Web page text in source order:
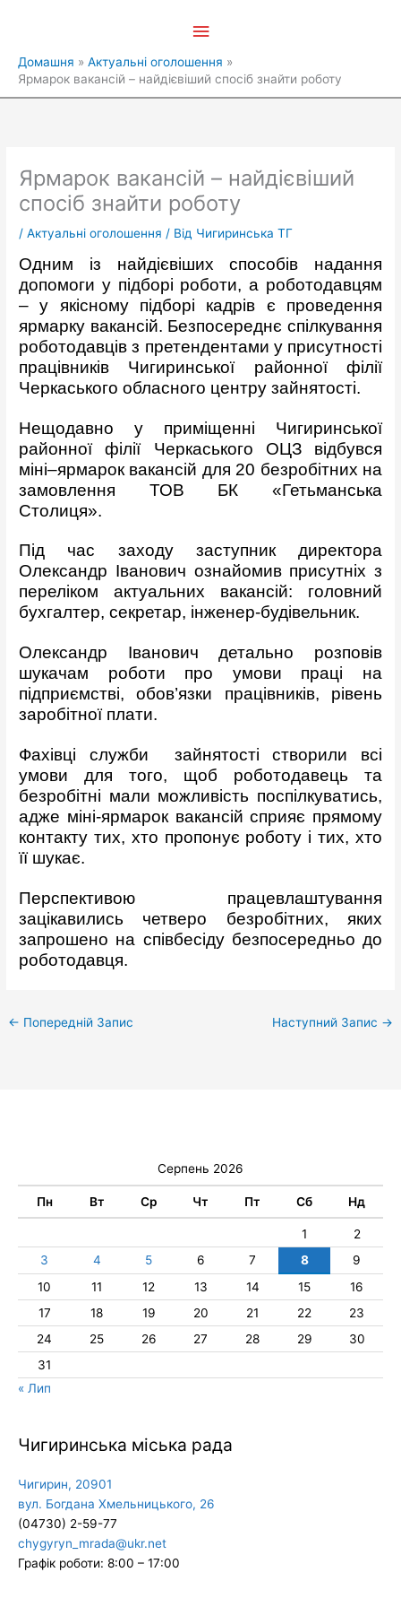
меню
Домашня
Актуальні оголошення
Ярмарок вакансій – найдієвіший спосіб знайти роботу
Ярмарок вакансій – найдієвіший
спосіб знайти роботу
/Актуальні оголошення / Від Чигиринська ТГ
Одним із найдієвіших способів надання
допомоги у підборі роботи, а роботодавцям
– у якісному підборі кадрів є проведення
ярмарку вакансій. Безпосереднє спілкування
роботодавців з претендентами у присутності
працівників Чигиринської районної філії
Черкаського обласного центру зайнятості.
Нещодавно у приміщенні Чигиринської
районної філії Черкаського ОЦЗ відбувся
міні–ярмарок вакансій для 20 безробітних на
замовлення ТОВ БК «Гетьманська
Столиця».
Під час заходу заступник директора
Олександр Іванович ознайомив присутніх з
переліком актуальних вакансій: головний
бухгалтер, секретар, інженер-будівельник.
Олександр Іванович детально розповів
шукачам роботи про умови праці на
підприємстві, обов’язки працівників, рівень
заробітної плати.
Фахівці служби зайнятості створили всі
умови для того, щоб роботодавець та
безробітні мали можливість поспілкуватись,
адже міні-ярмарок вакансій сприяє прямому
контакту тих, хто пропонує роботу і тих, хто
її шукає.
Перспективою працевлаштування
зацікавились четверо безробітних, яких
запрошено на співбесіду безпосередньо до
роботодавця.
← Попередній Запис Наступний Запис →
Серпень 2026
Пн Вт Ср Чт Пт Сб Нд
1
2
3
4 5 6 7 8
9
10
11 12 13 14 15
16
17
18 19 20 21 22
23
24
25 26 27 28 29
30
31
« Лип
Чигиринська міська рада
Чигирин, 20901
вул. Богдана Хмельницького, 26
(04730) 2-59-77
chygyryn_mrada@ukr.net
Графік роботи: 8:00 – 17:00